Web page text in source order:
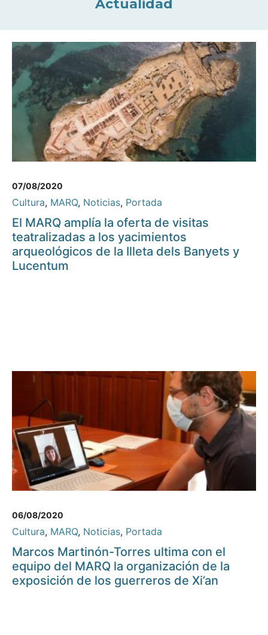
Actualidad
07/08/2020
Cultura, MARQ, Noticias, Portada
El MARQ amplía la oferta de visitas
teatralizadas a los yacimientos
arqueológicos de la Illeta dels Banyets y
Lucentum
06/08/2020
Cultura, MARQ, Noticias, Portada
Marcos Martinón-Torres ultima con el
equipo del MARQ la organización de la
exposición de los guerreros de Xi’an